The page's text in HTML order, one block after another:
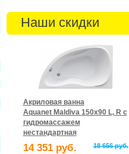
Наши скидки
Акриловая ванна
Aquanet Maldiva 150x90 L, R с
гидромассажем
нестандартная
14 351 руб. 18 656 руб.